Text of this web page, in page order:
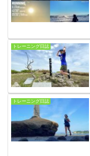
トレーニング日誌
トレーニング日誌